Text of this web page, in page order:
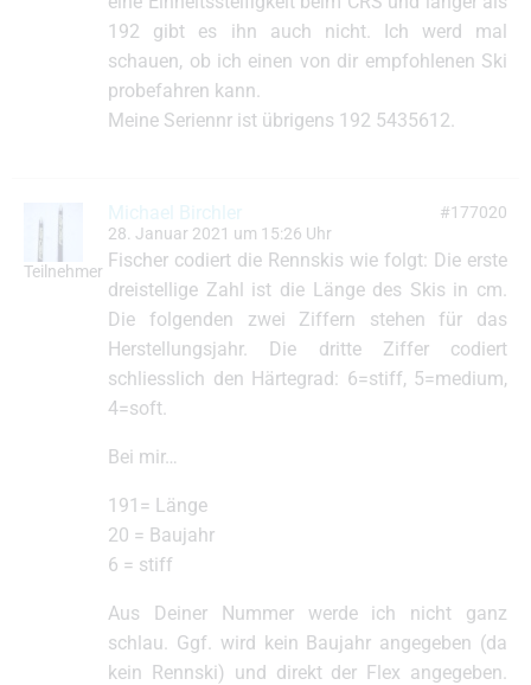
192 gibt es ihn auch nicht. Ich werd mal
schauen, ob ich einen von dir empfohlenen Ski
probefahren kann.
Meine Seriennr ist übrigens 192 5435612.
Teilnehmer
Michael Birchler
28. Januar 2021 um 15:26 Uhr
#177020
Fischer codiert die Rennskis wie folgt: Die erste
dreistellige Zahl ist die Länge des Skis in cm.
Die folgenden zwei Ziffern stehen für das
Herstellungsjahr. Die dritte Ziffer codiert
schliesslich den Härtegrad: 6=stiff, 5=medium,
4=soft.
Bei mir…
191= Länge
20 = Baujahr
6 = stiff
Aus Deiner Nummer werde ich nicht ganz
schlau. Ggf. wird kein Baujahr angegeben (da
kein Rennski) und direkt der Flex angegeben.